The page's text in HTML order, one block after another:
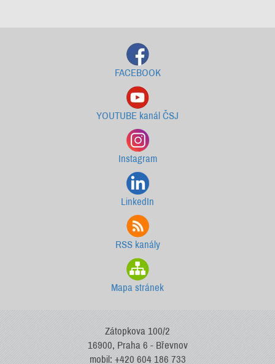
FACEBOOK
YOUTUBE kanál ČSJ
Instagram
LinkedIn
RSS kanály
Mapa stránek
Zátopkova 100/2
16900, Praha 6 - Břevnov
mobil: +420 604 186 733